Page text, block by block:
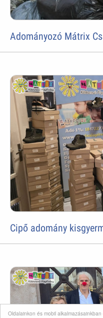
Oldalainkon és mobil
Adományozó Mátrix
Cipő adomány